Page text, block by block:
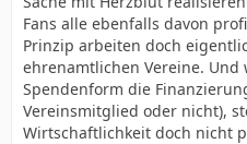
Fans alle ebenfalls davon
Prinzip arbeiten doch
ehrenamtlichen Vereine. Und
Spendenform die
Vereinsmitglied oder nicht),
Wirtschaftlichkeit doch nicht